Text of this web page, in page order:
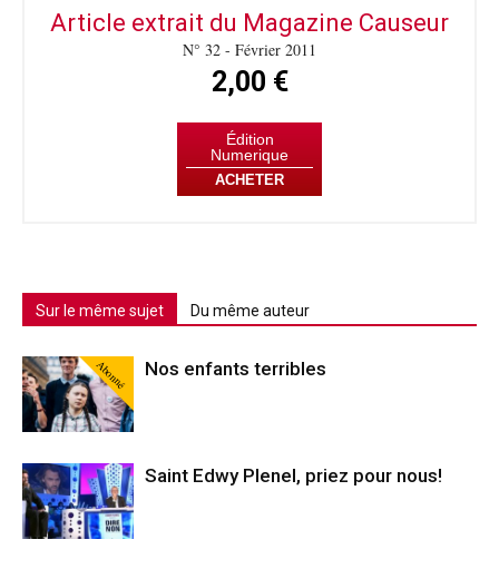
Article extrait du Magazine Causeur
N° 32 - Février 2011
2,00 €
Édition
Numerique
ACHETER
Sur le même sujet Du même auteur
Abonné Nos enfants terribles
Saint Edwy Plenel, priez pour nous!